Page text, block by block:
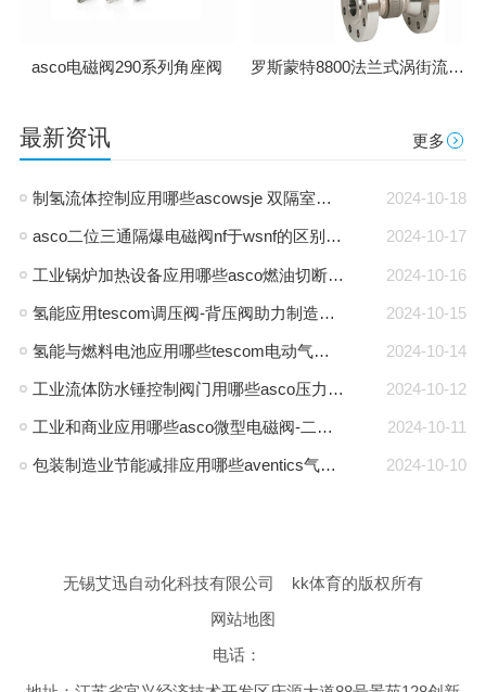
asco电磁阀290系列角座阀 罗斯蒙特8800法兰式涡街流量计
最新资讯 更多
2024-10-18
制氢流体控制应用哪些ascowsje 双隔室防爆电磁阀-通用电磁阀
2024-10-17
asco二位三通隔爆电磁阀nf于wsnf的区别是什么
2024-10-16
工业锅炉加热设备应用哪些asco燃油切断阀-燃气阀
2024-10-15
氢能应用tescom调压阀-背压阀助力制造商能源转型
2024-10-14
氢能与燃料电池应用哪些tescom电动气动执行器-asco电磁阀
2024-10-12
工业流体防水锤控制阀门用哪些asco压力气控阀-三通阀
2024-10-11
工业和商业应用哪些asco微型电磁阀-二位三通电磁阀
2024-10-10
包装制造业节能减排应用哪些aventics气源流量传感器-过滤减压阀
无锡艾迅自动化科技有限公司
kk体育的版权所有
网站地图
电话：